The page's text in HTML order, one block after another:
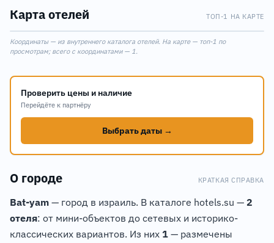
Карта отелей ТОП-1 НА КАРТЕ
1
+
Координаты — из внутреннего каталога отелей. На карте — топ-1 по
просмотрам; всего с координатами — 1.
Проверить цены и наличие
Перейдёте к партнёру
Выбрать даты →
О городе КРАТКАЯ СПРАВКА
Bat-yam — город в израиль. В каталоге hotels.su — 2
отеля: от мини-объектов до сетевых и историко-
классических вариантов. Из них 1 — размечены